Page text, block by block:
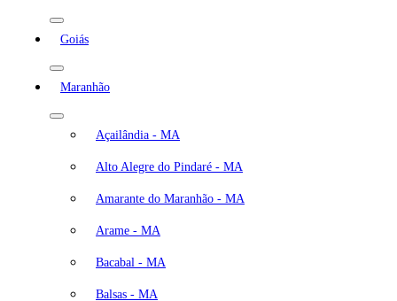
Goiás
Maranhão
Açailândia - MA
Alto Alegre do Pindaré - MA
Amarante do Maranhão - MA
Arame - MA
Bacabal - MA
Balsas - MA